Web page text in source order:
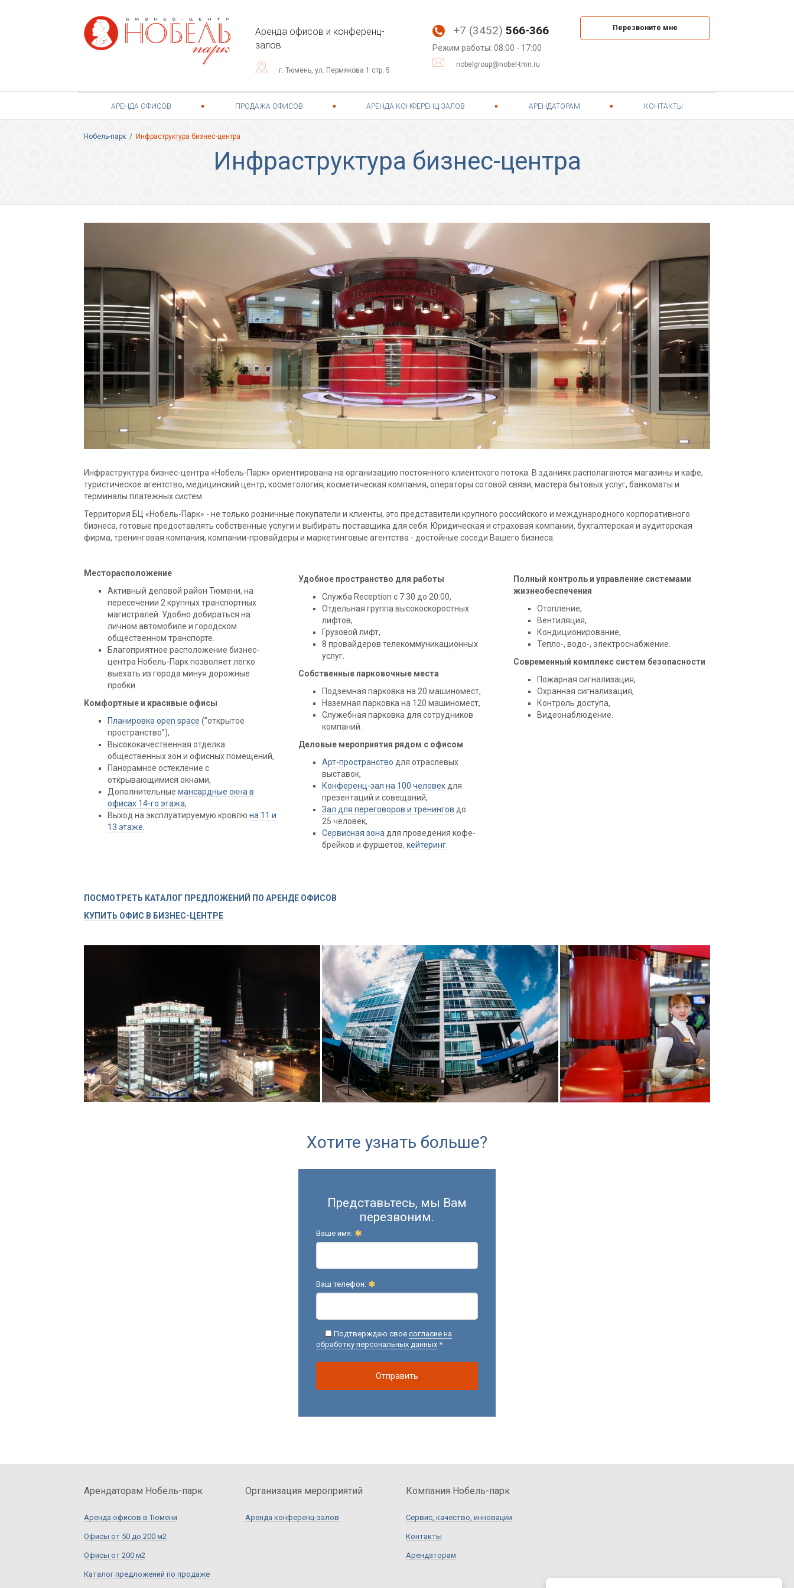
Аренда офисов и конференц-
залов
г. Тюмень, ул. Пермякова 1 стр. 5
+7 (3452) 566-366
Режим работы: 08:00 - 17:00
nobelgroup@nobel-tmn.ru
Перезвоните мне
АРЕНДА ОФИСОВ ПРОДАЖА ОФИСОВ АРЕНДА КОНФЕРЕНЦ-ЗАЛОВ АРЕНДАТОРАМ КОНТАКТЫ
Нобель-парк / Инфраструктура бизнес-центра
Инфраструктура бизнес-центра
Инфраструктура бизнес-центра ‭«Нобель-Парк» ориентирована на организацию постоянного клиентского потока. В зданиях располагаются магазины и кафе,
туристическое агентство, медицинский центр, косметология, косметическая компания, операторы сотовой связи, мастера бытовых услуг, банкоматы и
терминалы платежных систем.
Территория БЦ ‭«Нобель-Парк» - не только розничные покупатели и клиенты, это представители крупного российского и международного корпоративного
бизнеса, готовые предоставлять собственные услуги и выбирать поставщика для себя. Юридическая и страховая компании, бухгалтерская и аудиторская
фирма, тренинговая компания, компании-провайдеры и маркетинговые агентства - достойные соседи Вашего бизнеса.
Месторасположение
Активный деловой район Тюмени, на
пересечении 2 крупных транспортных
магистралей. Удобно добираться на
личном автомобиле и городском
общественном транспорте.
Благоприятное расположение бизнес-
центра Нобель-Парк позволяет легко
выехать из города минуя дорожные
пробки.
Комфортные и красивые офисы
Планировка open space (”открытое
пространство”),
Высококачественная отделка
общественных зон и офисных помещений,
Панорамное остекление с
открывающимися окнами,
Дополнительные мансардные окна в
офисах 14-го этажа,
Выход на эксплуатируемую кровлю на 11 и
13 этаже
Удобное пространство для работы
Служба Reception с 7:30 до 20:00,
Отдельная группа высокоскоростных
лифтов,
Грузовой лифт,
8 провайдеров телекоммуникационных
услуг.
Собственные парковочные места
Подземная парковка на 20 машиномест,
Наземная парковка на 120 машиномест,
Служебная парковка для сотрудников
компаний.
Деловые мероприятия рядом с офисом
Арт-пространство для отраслевых
выставок,
Конференц-зал на 100 человек для
презентаций и совещаний,
Зал для переговоров и тренингов до
25 человек,
Сервисная зона для проведения кофе-
брейков и фуршетов,кейтеринг
Полный контроль и управление системами
жизнеобеспечения
Отопление,
Вентиляция,
Кондиционирование,
Тепло-, водо-, электроснабжение.
Современный комплекс систем безопасности
Пожарная сигнализация,
Охранная сигнализация,
Контроль доступа,
Видеонаблюдение.
ПОСМОТРЕТЬ КАТАЛОГ ПРЕДЛОЖЕНИЙ ПО АРЕНДЕ ОФИСОВ
КУПИТЬ ОФИС В БИЗНЕС-ЦЕНТРЕ
Хотите узнать больше?
Представьтесь, мы Вам
перезвоним.
Ваше имя:
Ваш телефон:
Подтверждаю своесогласие на
обработку персональных данных *
Отправить
Арендаторам Нобель-парк
Аренда офисов в Тюмени
Офисы от 50 до 200 м2
Офисы от 200 м2
Каталог предложений по продаже
Организация мероприятий
Аренда конференц-залов
Компания Нобель-парк
Сервис, качество, инновации
Контакты
Арендаторам